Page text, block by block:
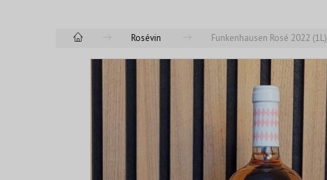
Rosévin Funkenhausen Rosé 2022 (1L)